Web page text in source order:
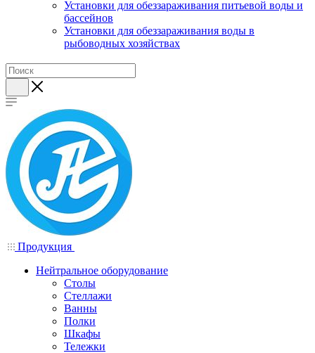
Установки для обеззараживания питьевой воды и
бассейнов
Установки для обеззараживания воды в
рыбоводных хозяйствах
Продукция
Нейтральное оборудование
Столы
Стеллажи
Ванны
Полки
Шкафы
Тележки